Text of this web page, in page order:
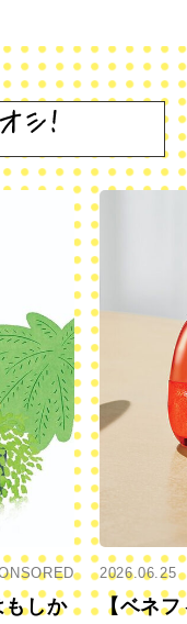
もしか
2026.06.25
【ベネフ